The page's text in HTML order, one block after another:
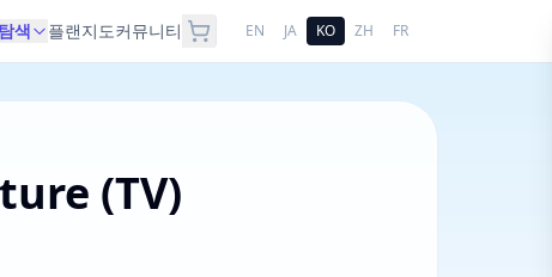
탐색 플랜지도커뮤니티 EN JA KO ZH FR
(TV)